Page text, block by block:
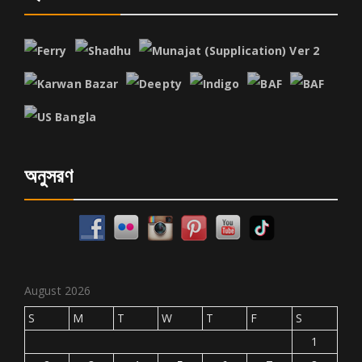
অনুসরণ
August 2026
S
M T W T F
S
1